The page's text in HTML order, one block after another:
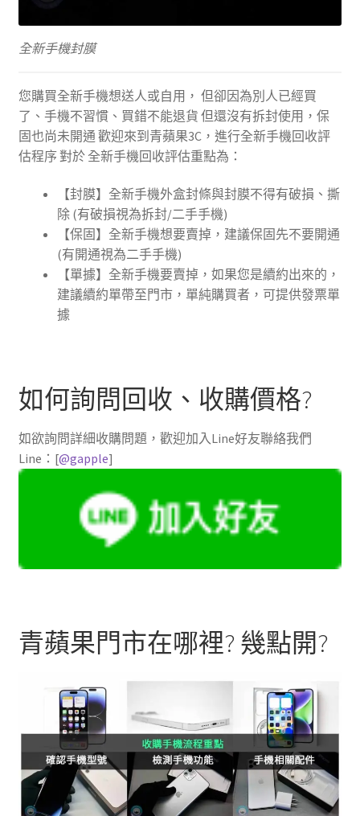
全新手機封膜
您購買全新手機想送人或自用， 但卻因為別人已經買
了、手機不習慣、買錯不能退貨 但還沒有拆封使用，保
固也尚未開通 歡迎來到青蘋果3C，進行全新手機回收評
估程序 對於 全新手機回收評估重點為：
【封膜】全新手機外盒封條與封膜不得有破損、撕
除 (有破損視為拆封/二手手機)
【保固】全新手機想要賣掉，建議保固先不要開通
(有開通視為二手手機)
【單據】全新手機要賣掉，如果您是續約出來的，
建議續約單帶至門市，單純購買者，可提供發票單
據
如何詢問回收、收購價格?
如欲詢問詳細收購問題，歡迎加入Line好友聯絡我們
Line：[@gapple]
青蘋果門市在哪裡? 幾點開?